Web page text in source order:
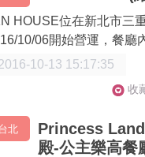
HOUSE位在新北市三
10/06開始營運，餐廳
10-13 15:17:35
收
北
Princess
殿-公主樂高餐